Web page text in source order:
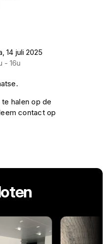
14 juli 2025
- 16u
halen op de
contact op